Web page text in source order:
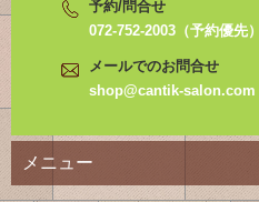
予約/問合せ
072-752-2003（予約優先）
メールでのお問合せ
shop@cantik-salon.com
メニュー